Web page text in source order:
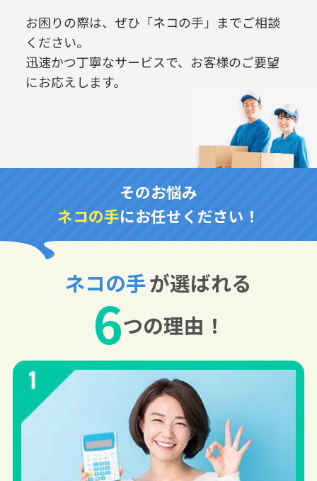
お困りの際は、ぜひ「ネコの手」までご相談
ください。
迅速かつ丁寧なサービスで、お客様のご要望
にお応えします。
そのお悩み
ネコの手にお任せください！
ネコの手が選ばれる
6つの理由！